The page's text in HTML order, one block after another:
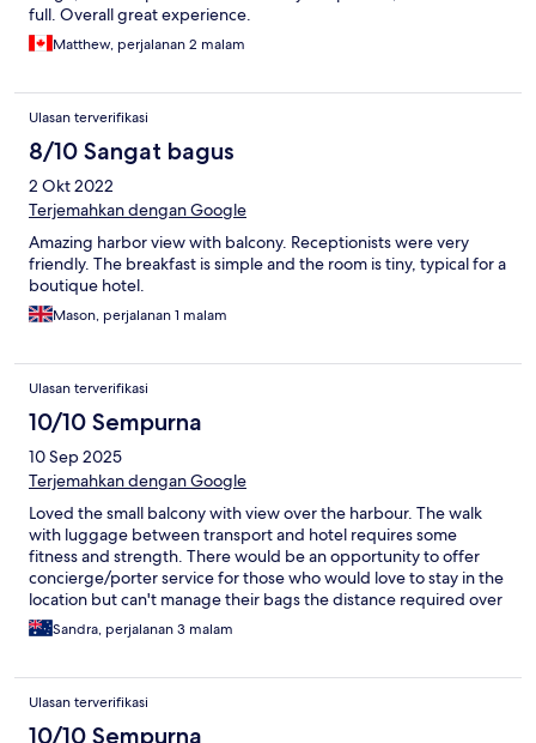
full. Overall great experience.
Matthew, perjalanan 2 malam
Ulasan terverifikasi
8/10 Sangat bagus
2 Okt 2022
Terjemahkan dengan Google
Amazing harbor view with balcony. Receptionists were very
friendly. The breakfast is simple and the room is tiny, typical for a
boutique hotel.
Mason, perjalanan 1 malam
Ulasan terverifikasi
10/10 Sempurna
10 Sep 2025
Terjemahkan dengan Google
Loved the small balcony with view over the harbour. The walk
with luggage between transport and hotel requires some
fitness and strength. There would be an opportunity to offer
concierge/porter service for those who would love to stay in the
location but can't manage their bags the distance required over
stone pavers.
Sandra, perjalanan 3 malam
Ulasan terverifikasi
10/10 Sempurna